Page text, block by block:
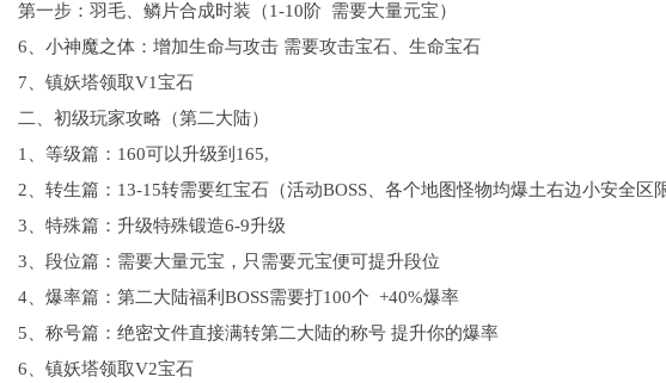
第一步：羽毛、鳞片合成时装（1-10阶 需要大量元宝）
6、小神魔之体：增加生命与攻击 需要攻击宝石、生命宝石
7、镇妖塔领取V1宝石
二、初级玩家攻略（第二大陆）
1、等级篇：160可以升级到165,
2、转生篇：13-15转需要红宝石（活动BOSS、各个地图怪物均爆土右边小安全
3、特殊篇：升级特殊锻造6-9升级
3、段位篇：需要大量元宝，只需要元宝便可提升段位
4、爆率篇：第二大陆福利BOSS需要打100个 +40%爆率
5、称号篇：绝密文件直接满转第二大陆的称号 提升你的爆率
6、镇妖塔领取V2宝石